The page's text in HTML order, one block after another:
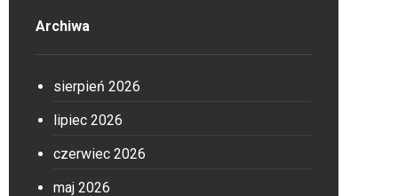
Archiwa
sierpień 2026
lipiec 2026
czerwiec 2026
maj 2026